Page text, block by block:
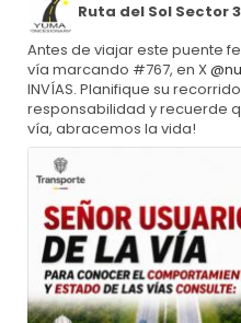
Ruta del Sol Sector 3
Antes de viajar este puente
vía marcando #767, en X
INVÍAS. Planifique su
responsabilidad y recuerde
vía, abracemos la vida!